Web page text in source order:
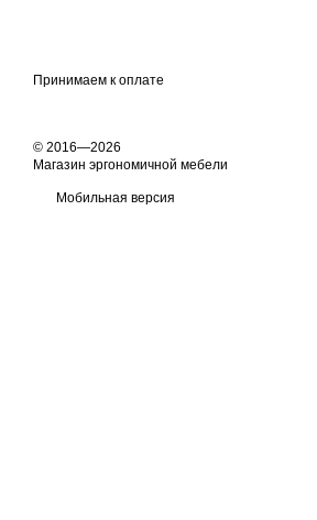
Принимаем к оплате
© 2016—2026
Магазин эргономичной мебели
Мобильная версия